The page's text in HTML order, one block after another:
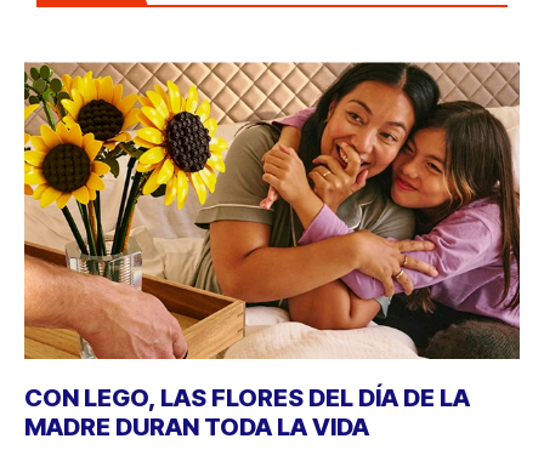
CON LEGO, LAS FLORES DEL DÍA DE LA
MADRE DURAN TODA LA VIDA